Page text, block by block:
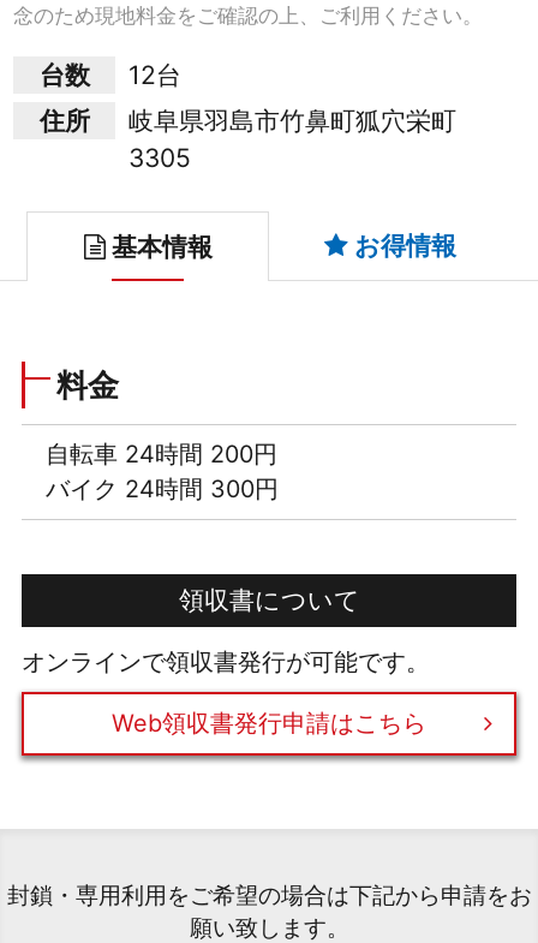
念のため現地料金をご確認の上、ご利用ください。
台数
12台
住所
岐阜県羽島市竹鼻町狐穴栄町
3305
基本情報 お得情報
料金
自転車 24時間 200円
バイク 24時間 300円
領収書について
オンラインで領収書発行が可能です。
Web領収書発行申請はこちら
封鎖・専用利用をご希望の場合は下記から申請をお
願い致します。